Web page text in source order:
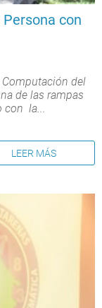
con
Computación del
de las rampas
con la...
LEER MÁS